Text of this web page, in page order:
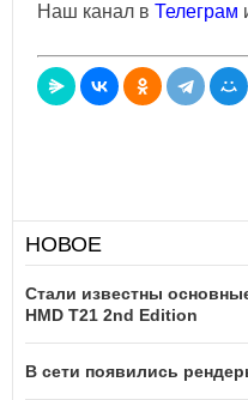
Наш канал в Телеграм
НОВОЕ
Стали известны
HMD T21 2nd Edition
В сети появились